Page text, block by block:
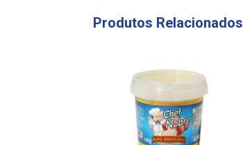
Produtos Relacionados